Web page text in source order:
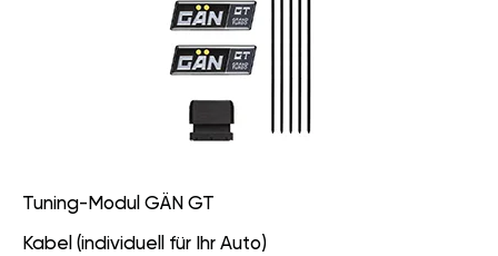
Tuning-Modul GÄN GT
Kabel (individuell für Ihr Auto)